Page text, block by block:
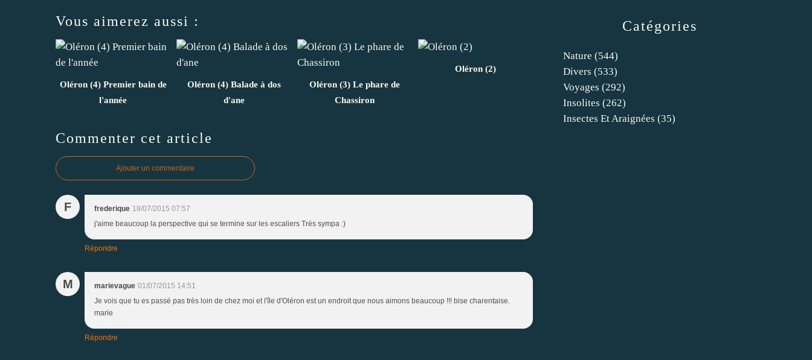
Vous aimerez aussi :
Oléron (4) Premier bain de
l'année
Oléron (4) Balade à dos
d'ane
Oléron (3) Le phare de
Chassiron
Oléron (2)
Commenter cet article
Ajouter un commentaire
F frederique 18/07/2015 07:57
j'aime beaucoup la perspective qui se termine sur les escaliers Très sympa :)
Répondre
M marievague 01/07/2015 14:51
Je vois que tu es passé pas très loin de chez moi et l'île d'Oléron est un endroit que nous aimons beaucoup !!! bise charentaise.
marie
Répondre
Catégories
Nature (544)
Divers (533)
Voyages (292)
Insolites (262)
Insectes Et Araignées (35)